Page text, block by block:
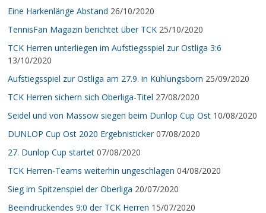
Eine Harkenlänge Abstand 26/10/2020
TennisFan Magazin berichtet über TCK 25/10/2020
TCK Herren unterliegen im Aufstiegsspiel zur Ostliga 3:6
13/10/2020
Aufstiegsspiel zur Ostliga am 27.9. in Kühlungsborn 25/09/2020
TCK Herren sichern sich Oberliga-Titel 27/08/2020
Seidel und von Massow siegen beim Dunlop Cup Ost 10/08/2020
DUNLOP Cup Ost 2020 Ergebnisticker 07/08/2020
27. Dunlop Cup startet 07/08/2020
TCK Herren-Teams weiterhin ungeschlagen 04/08/2020
Sieg im Spitzenspiel der Oberliga 20/07/2020
Beeindruckendes 9:0 der TCK Herren 15/07/2020